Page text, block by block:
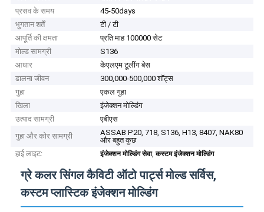
प्रसव के समय
45-50days
भुगतान शर्तें
टी / टी
आपूर्ति की क्षमता
प्रति माह 100000 सेट
मोल्ड सामग्री
S136
आधार
केएलएम टूलींग बेस
ढालना जीवन
300,000-500,000 शॉट्स
गुहा
एकल गुहा
खिला
इंजेक्शन मोल्डिंग
उत्पाद सामग्री
एबीएस
गुहा और कोर सामग्री
ASSAB P20, 718, S136, H13, 8407, NAK80
और बहुत कुछ
हाई लाइट:
इंजेक्शन मोल्डिंग सेवा,कस्टम इंजेक्शन मोल्डिंग
ग्रे कलर सिंगल कैविटी ऑटो पार्ट्स मोल्ड सर्विस,
कस्टम प्लास्टिक इंजेक्शन मोल्डिंग